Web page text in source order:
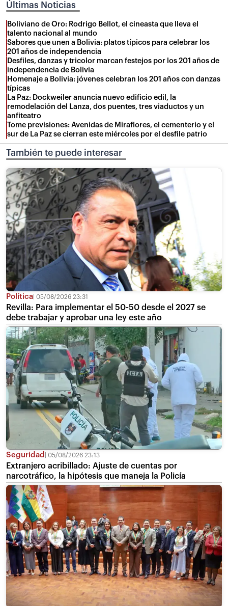
Últimas Noticias
Boliviano de Oro: Rodrigo Bellot, el cineasta que lleva el
talento nacional al mundo
Sabores que unen a Bolivia: platos típicos para celebrar los
201 años de independencia
Desfiles, danzas y tricolor marcan festejos por los 201 años de
independencia de Bolivia
Homenaje a Bolivia: jóvenes celebran los 201 años con danzas
típicas
La Paz: Dockweiler anuncia nuevo edificio edil, la
remodelación del Lanza, dos puentes, tres viaductos y un
anfiteatro
Tome previsiones: Avenidas de Miraflores, el cementerio y el
sur de La Paz se cierran este miércoles por el desfile patrio
También te puede interesar
Política 05/08/2026 23:31
Revilla: Para implementar el 50-50 desde el 2027 se
debe trabajar y aprobar una ley este año
Seguridad 05/08/2026 23:13
Extranjero acribillado: Ajuste de cuentas por
narcotráfico, la hipótesis que maneja la Policía